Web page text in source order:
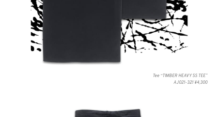
Tee “TIMBER HEAVY SS TEE”
AJ021-321 ¥4,300